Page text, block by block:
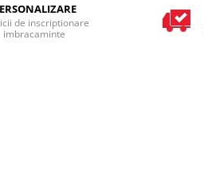
de inscriptionare
imbracaminte